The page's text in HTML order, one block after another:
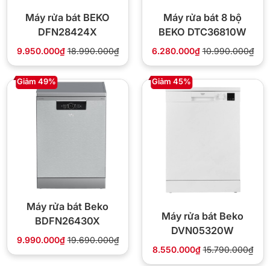
Máy rửa bát BEKO
DFN28424X
9.950.000₫ 18.990.000₫
Máy rửa bát 8 bộ
BEKO DTC36810W
6.280.000₫ 10.990.000₫
Giảm 49%
Máy rửa bát Beko
BDFN26430X
9.990.000₫ 19.690.000₫
Giảm 45%
Máy rửa bát Beko
DVN05320W
8.550.000₫ 15.790.000₫